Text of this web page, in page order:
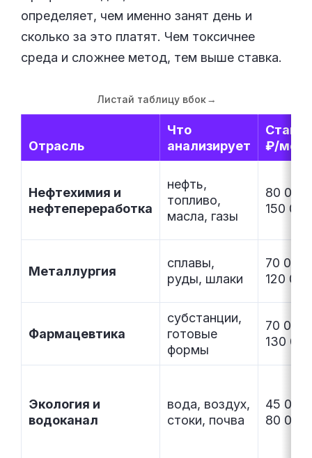
определяет, чем именно занят день и
сколько за это платят. Чем токсичнее
среда и сложнее метод, тем выше ставка.
Листай таблицу вбок →
Отрасль
Что
анализирует
₽/мес
Нефтехимия и
нефтепереработка
нефть,
топливо,
масла, газы
80
150 000
Металлургия
сплавы,
руды, шлаки
70 000–
120 000
Фармацевтика
субстанции,
готовые
формы
70 000–
130 000
Экология и
водоканал
вода, воздух,
стоки, почва
45
80 000